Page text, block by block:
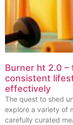
Burner ht 2.0 –
consistent
effectively
The quest to shed
explore a variety of
carefully curated